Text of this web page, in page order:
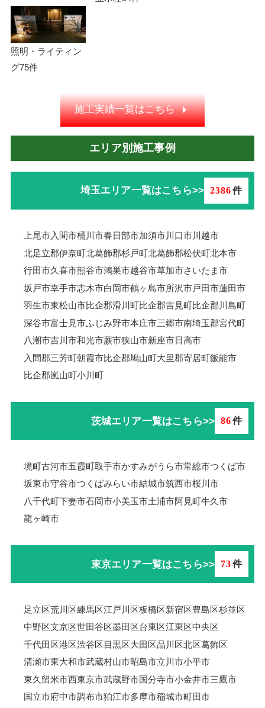
照明・ライティン
グ75件
施工実績一覧はこちら
エリア別施工事例
埼玉エリア一覧はこちら>> 2386件
上尾市入間市桶川市春日部市加須市川口市川越市
北足立郡伊奈町北葛飾郡杉戸町北葛飾郡松伏町北本市
行田市久喜市熊谷市鴻巣市越谷市草加市さいたま市
坂戸市幸手市志木市白岡市鶴ヶ島市所沢市戸田市蓮田市
羽生市東松山市比企郡滑川町比企郡吉見町比企郡川島町
深谷市富士見市ふじみ野市本庄市三郷市南埼玉郡宮代町
八潮市吉川市和光市蕨市狭山市新座市日高市
入間郡三芳町朝霞市比企郡鳩山町大里郡寄居町飯能市
比企郡嵐山町小川町
茨城エリア一覧はこちら>> 86件
境町古河市五霞町取手市かすみがうら市常総市つくば市
坂東市守谷市つくばみらい市結城市筑西市桜川市
八千代町下妻市石岡市小美玉市土浦市阿見町牛久市
龍ヶ崎市
東京エリア一覧はこちら>> 73件
足立区荒川区練馬区江戸川区板橋区新宿区豊島区杉並区
中野区文京区世田谷区墨田区台東区江東区中央区
千代田区港区渋谷区目黒区大田区品川区北区葛飾区
清瀬市東大和市武蔵村山市昭島市立川市小平市
東久留米市西東京市武蔵野市国分寺市小金井市三鷹市
国立市府中市調布市狛江市多摩市稲城市町田市